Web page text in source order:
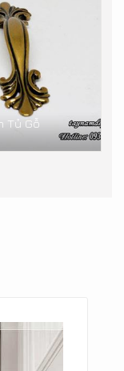
Tủ Gỗ